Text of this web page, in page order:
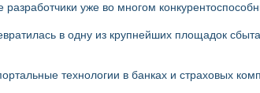
разработчики уже во многом
в одну из крупнейших площадок
технологии в банках и страховых